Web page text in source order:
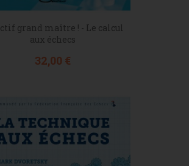
grand maître ! - Le calcul
aux échecs
Prix
32,00 €